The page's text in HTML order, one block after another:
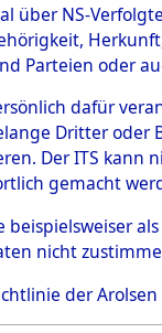
über NS-
Parteien oder
dafür
Dritter
Der ITS
gemacht
beispielsweiser
nicht
der Arolsen